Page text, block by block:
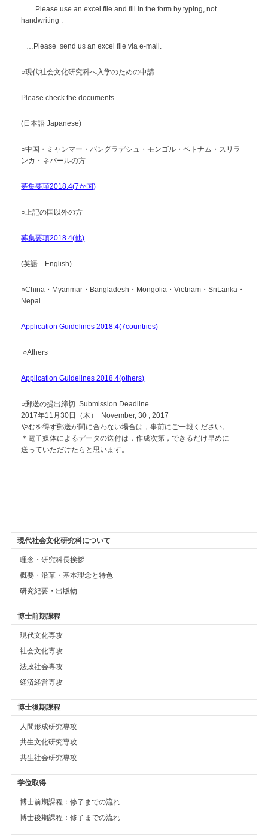
…Please use an excel file and fill in the form by typing, not
handwriting .
…Please send us an excel file via e-mail.
○現代社会文化研究科へ入学のための申請
Please check the documents.
(日本語 Japanese)
○中国・ミャンマー・バングラデシュ・モンゴル・ベトナム・スリラ
ンカ・ネパールの方
募集要項2018.4(7か国)
○上記の国以外の方
募集要項2018.4(他)
(英語 English)
○China・Myanmar・Bangladesh・Mongolia・Vietnam・SriLanka・
Nepal
Application Guidelines 2018.4(7countries)
○Athers
Application Guidelines 2018.4(others)
○郵送の提出締切 Submission Deadline
2017年11月30日（木） November, 30 , 2017
やむを得ず郵送が間に合わない場合は，事前にご一報ください。
＊電子媒体によるデータの送付は，作成次第，できるだけ早めに
送っていただけたらと思います。
現代社会文化研究科について
理念・研究科長挨拶
概要・沿革・基本理念と特色
研究紀要・出版物
博士前期課程
現代文化専攻
社会文化専攻
法政社会専攻
経済経営専攻
博士後期課程
人間形成研究専攻
共生文化研究専攻
共生社会研究専攻
学位取得
博士前期課程：修了までの流れ
博士後期課程：修了までの流れ